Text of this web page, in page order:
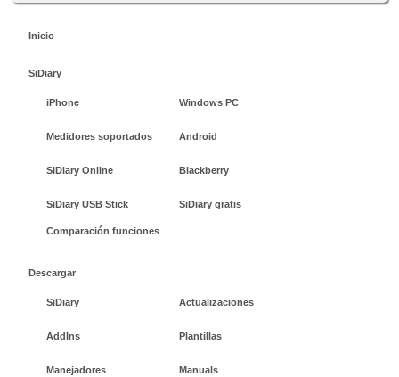
Inicio
SiDiary
iPhone Windows PC
Medidores soportados Android
SiDiary Online Blackberry
SiDiary USB Stick SiDiary gratis
Comparación funciones
Descargar
SiDiary Actualizaciones
AddIns Plantillas
Manejadores Manuals